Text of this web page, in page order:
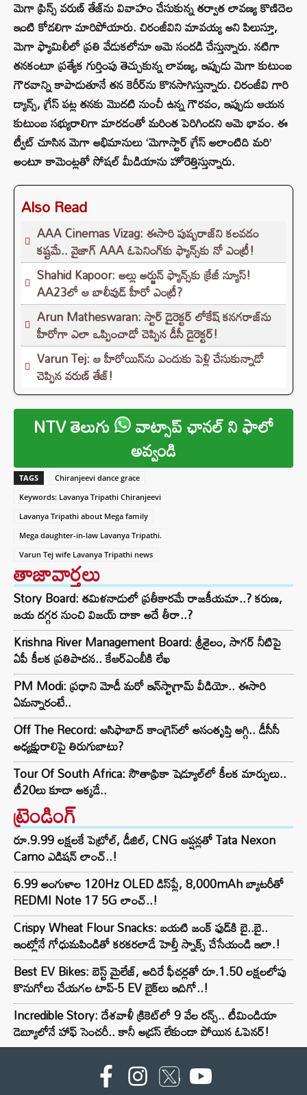
మెగా ప్రిన్స్ వరుణ్ తేజ్‌ను వివాహం చేసుకున్న తర్వాత లావణ్య కొణిదెల
ఇంటి కోడలిగా మారిపోయారు. చిరంజీవిని మావయ్య అని పిలుస్తూ,
మెగా ఫ్యామిలీలో ప్రతి వేడుకలోనూ ఆమె సందడి చేస్తున్నారు. నటిగా
తనకంటూ ప్రత్యేక గుర్తింపు తెచ్చుకున్న లావణ్య, ఇప్పుడు మెగా కుటుంబ
గౌరవాన్ని కాపాడుతూనే తన కెరీర్‌ను కొనసాగిస్తున్నారు. చిరంజీవి గారి
డ్యాన్స్, గ్రేస్ పట్ల తనకు మొదటి నుంచీ ఉన్న గౌరవం, ఇప్పుడు ఆయన
కుటుంబ సభ్యురాలిగా మారడంతో మరింత పెరిగిందని ఆమె భావం. ఈ
ట్వీట్ చూసిన మెగా అభిమానులు ‘మెగాస్టార్ గ్రేస్ అలాంటిది మరి’
అంటూ కామెంట్లతో సోషల్ మీడియాను హోరెత్తిస్తున్నారు.
Also Read
AAA Cinemas Vizag: ఈసారి పుష్పరాజ్‌ని కలవడం
కష్టమే.. వైజాగ్ AAA ఓపెనింగ్‌కు ఫ్యాన్స్‌కు నో ఎంట్రీ!
Shahid Kapoor: అల్లు అర్జున్ ఫ్యాన్స్‌కు క్రేజీ న్యూస్!
AA23లో ఆ బాలీవుడ్ హీరో ఎంట్రీ?
Arun Matheswaran: స్టార్ డైరెక్టర్ లోకేష్ కనగరాజ్‌ను
హీరోగా ఎలా ఒప్పించాడో చెప్పిన డీసీ డైరెక్టర్!
Varun Tej: ఆ హీరోయిన్‌ను ఎందుకు పెళ్లి చేసుకున్నాడో
చెప్పిన వరుణ్ తేజ్!
NTV తెలుగు వాట్సాప్ ఛానల్ ని ఫాలో
అవ్వండి
TAGS
Chiranjeevi dance grace
Keywords: Lavanya Tripathi Chiranjeevi
Lavanya Tripathi about Mega family
Mega daughter-in-law Lavanya Tripathi.
Varun Tej wife Lavanya Tripathi news
తాజావార్తలు
Story Board: తమిళనాడులో ప్రతీకారమే రాజకీయమా..? కరుణ,
జయ దగ్గర నుంచి విజయ్ దాకా అదే తీరా..?
Krishna River Management Board: శ్రీశైలం, సాగర్ నీటిపై
ఏపీ కీలక ప్రతిపాదన.. కేఆర్ఎంబీకి లేఖ
PM Modi: ప్రధాని మోడీ మరో ఇన్‌స్టాగ్రామ్ వీడియో.. ఈసారి
ఏమన్నారంటే..
Off The Record: ఆసిఫాబాద్ కాంగ్రెస్‌లో అసంతృప్తి అగ్గి.. డీసీసీ
అధ్యక్షురాలిపై తిరుగుబాటు?
Tour Of South Africa: సౌతాఫ్రికా షెడ్యూల్‌లో కీలక మార్పులు..
టీ20లు కూడా అక్కడే..
ట్రెండింగ్‌
రూ.9.99 లక్షలకే పెట్రోల్, డీజిల్, CNG ఆప్షన్లతో Tata Nexon
Camo ఎడిషన్ లాంచ్..!
6.99 అంగుళాల 120Hz OLED డిస్‌ప్లే, 8,000mAh బ్యాటరీతో
REDMI Note 17 5G లాంచ్..!
Crispy Wheat Flour Snacks: బయటి జంక్ ఫుడ్‌కి బై..బై..
ఇంట్లోనే గోధుమపిండితో కరకరలాడే హెల్తీ స్నాక్స్ చేసేయండి ఇలా.!
Best EV Bikes: బెస్ట్ మైలేజ్, అదిరే ఫీచర్లతో రూ.1.50 లక్షలలోపు
కొనుగోలు చేయగల టాప్-5 EV బైక్‌లు ఇదిగో..!
Incredible Story: దేశవాళీ క్రికెట్‌లో 9 వేల రన్స్.. టీమిండియా
డెబ్యూలోనే హాఫ్ సెంచరీ.. కానీ అడ్రస్ లేకుండా పోయిన ఓపెనర్!